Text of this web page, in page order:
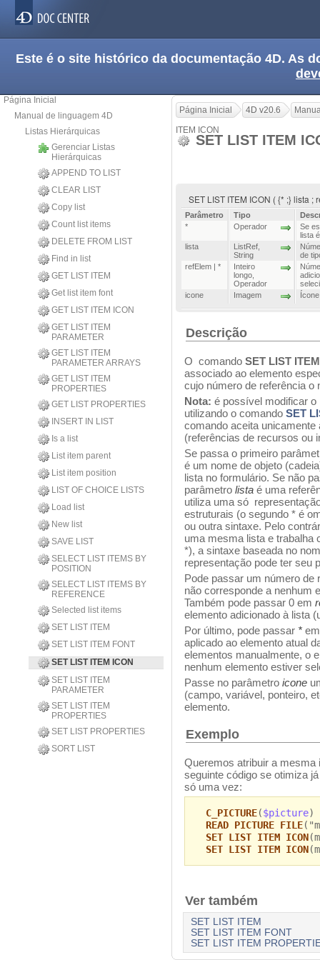
Este é o site histórico da documentação 4D. As
Página Inicial
Manual de linguagem 4D
Listas Hierárquicas
Gerenciar Listas
Hierárquicas
APPEND TO LIST
CLEAR LIST
Copy list
Count list items
DELETE FROM LIST
Find in list
GET LIST ITEM
Get list item font
GET LIST ITEM ICON
GET LIST ITEM
PARAMETER
GET LIST ITEM
PARAMETER ARRAYS
GET LIST ITEM
PROPERTIES
GET LIST PROPERTIES
INSERT IN LIST
Is a list
List item parent
List item position
LIST OF CHOICE LISTS
Load list
New list
SAVE LIST
SELECT LIST ITEMS BY
POSITION
SELECT LIST ITEMS BY
REFERENCE
Selected list items
SET LIST ITEM
SET LIST ITEM FONT
SET LIST ITEM ICON
SET LIST ITEM
PARAMETER
SET LIST ITEM
PROPERTIES
SET LIST PROPERTIES
SORT LIST
Página Inicial 4D v20.6
ITEM ICON
SET LIST ITEM
SET LIST ITEM ICON ( {* ;} lista ;
Parâmetro Tipo
*
Operador
Se
lista
lista
ListRef
String
de
refElem | *
Inteiro
longo
Operador
icone
Imagem
Descrição
O comando SET LIST
associado ao elemento
cujo número de referência
Nota: é possível modificar
utilizando o comando SET
comando aceita
(referências de recursos ou
Se passa o primeiro
é um nome de objeto
lista no formulário. Se não
parâmetro lista é uma
utiliza uma só
estruturais (o segundo * é
ou outra sintaxe. Pelo
uma mesma lista e trabalha
*), a sintaxe baseada no
representação pode ter seu
Pode passar um número de
não corresponde a nenhum
Também pode passar 0 em
elemento adicionado à lista
Por último, pode passar *
aplicado ao elemento atual
elementos manualmente, o
nenhum elemento estiver
Passe no parâmetro icone
(campo, variável, ponteiro,
elemento.
Exemplo
Queremos atribuir a mesma
seguinte código se otimiza
só uma vez:
C_PICTURE($picture)
READ PICTURE FILE
SET LIST ITEM ICON
SET LIST ITEM ICON
Ver também
SET LIST ITEM
SET LIST ITEM FONT
SET LIST ITEM